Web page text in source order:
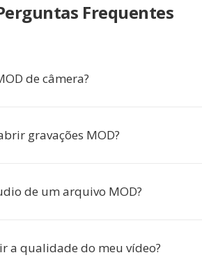
Frequentes
de câmera?
gravações MOD?
de um arquivo MOD?
a qualidade do meu vídeo?